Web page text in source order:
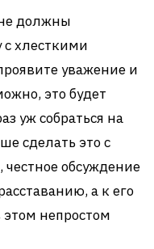
должны
с хлесткими
уважение и
это будет
уж собраться на
сделать это с
обсуждение
а к его
непростом